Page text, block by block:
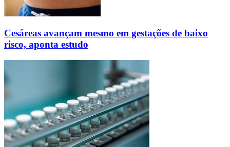
Cesáreas avançam mesmo em gestações de baixo
risco, aponta estudo